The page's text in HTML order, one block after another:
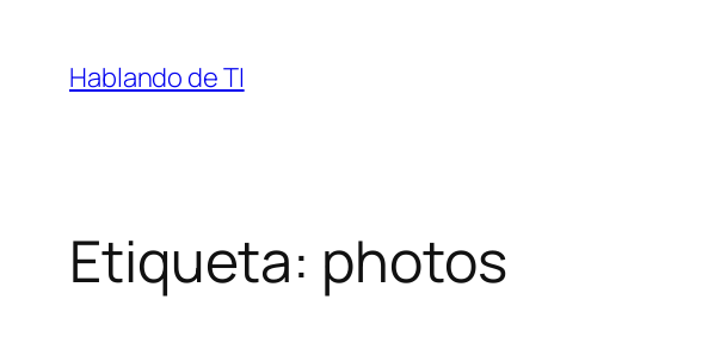
contenido
Hablando de TI
Etiqueta: photos